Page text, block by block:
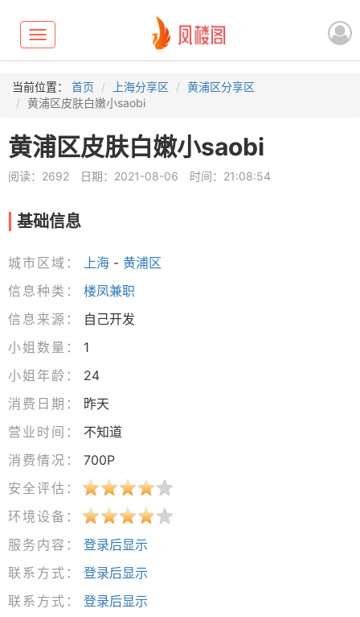
Toggle
navigation
当前位置： 首页 上海分享区
黄浦区分享区
黄浦区皮肤白嫩小saobi
黄浦区皮肤白嫩小saobi
阅读：2692 日期：2021-08-06 时间：21:08:54
基础信息
城市区域： 上海 - 黄浦区
信息种类：
楼凤兼职
信息来源：
自己开发
小姐数量：
1
小姐年龄：
24
消费日期：
昨天
营业时间：
不知道
消费情况：
700P
安全评估：
环境设备：
服务内容：
登录后显示
联系方式：
登录后显示
联系方式：
登录后显示